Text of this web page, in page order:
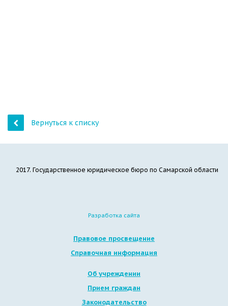
Вернуться к списку
2017. Государственное юридическое бюро по Самарской области
Об учреждении
Прием граждан
Законодательство
Правовое просвещение
Справочная информация
Разработка сайта